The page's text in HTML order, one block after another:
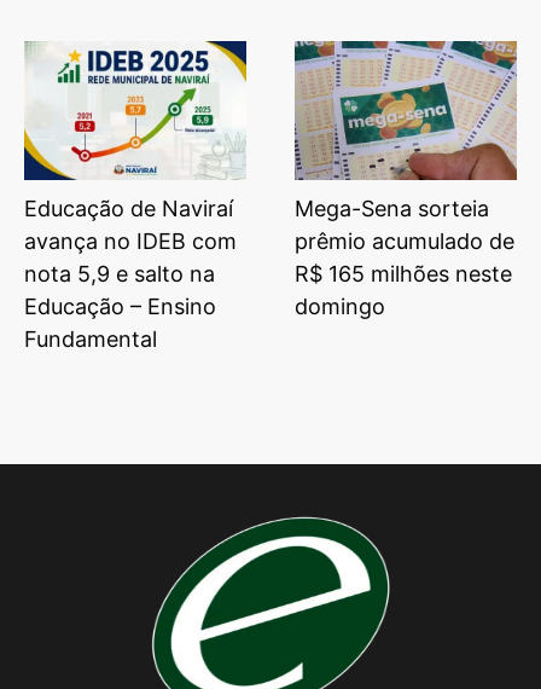
Educação de Naviraí
avança no IDEB com
nota 5,9 e salto na
Educação – Ensino
Fundamental
Mega-Sena sorteia
prêmio acumulado de
R$ 165 milhões neste
domingo